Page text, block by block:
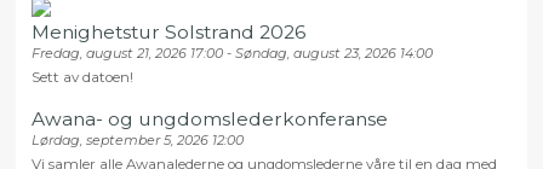
Menighetstur Solstrand 2026
Fredag, august 21, 2026 17:00 - Søndag, august 23, 2026 14:00
Sett av datoen!
Awana- og ungdomslederkonferanse
Lørdag, september 5, 2026 12:00
Vi samler alle Awanalederne og ungdomslederne våre til en dag med